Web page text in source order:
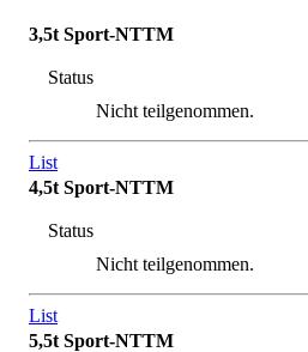
3,5t Sport-NTTM
Status
Nicht teilgenommen.
List
4,5t Sport-NTTM
Status
Nicht teilgenommen.
List
5,5t Sport-NTTM